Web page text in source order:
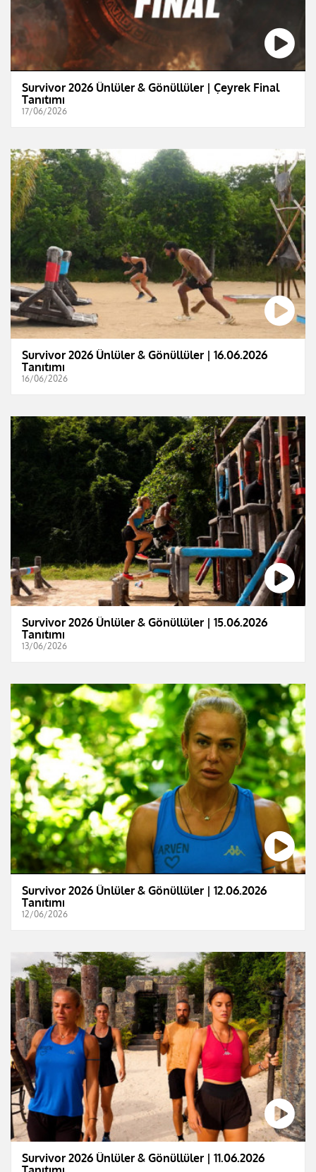
Survivor 2026 Ünlüler & Gönüllüler | Çeyrek Final
Tanıtımı
17/06/2026
Survivor 2026 Ünlüler & Gönüllüler | 16.06.2026
Tanıtımı
16/06/2026
Survivor 2026 Ünlüler & Gönüllüler | 15.06.2026
Tanıtımı
13/06/2026
Survivor 2026 Ünlüler & Gönüllüler | 12.06.2026
Tanıtımı
12/06/2026
Survivor 2026 Ünlüler & Gönüllüler | 11.06.2026